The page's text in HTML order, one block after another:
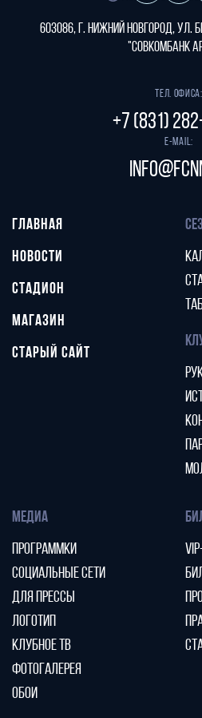
603086, г. Нижний Новгород, ул.
"СОВКОМБАНК
Тел. офиса:
+7 (831)
E-mail:
ГЛАВНАЯ
НОВОСТИ
СТАДИОН
МАГАЗИН
СТАРЫЙ САЙТ
МЕДИА
ПРОГРАММКИ
СОЦИАЛЬНЫЕ СЕТИ
ДЛЯ ПРЕССЫ
ЛОГОТИП
КЛУБНОЕ ТВ
ФОТОГАЛЕРЕЯ
ОБОИ